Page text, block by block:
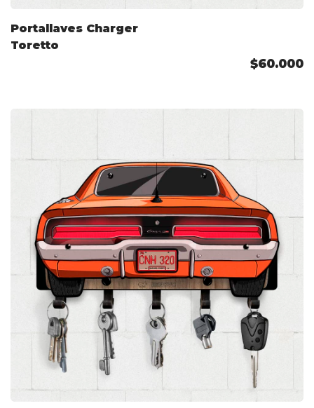
Portallaves Charger
Toretto
$60.000